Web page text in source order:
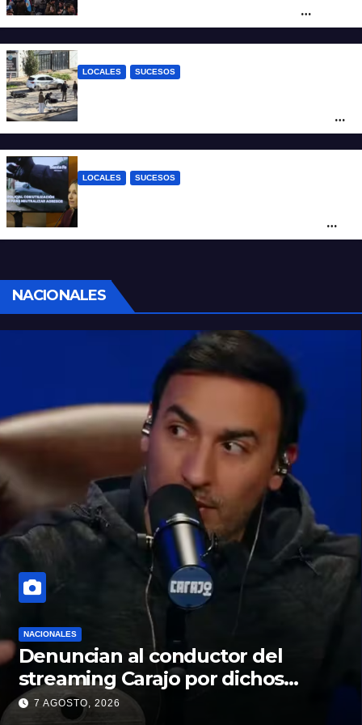
sociales y sindicales
LOCALES SUCESOS
tendida sobre la calzada
LOCALES SUCESOS
con un arma blanca en la ruta 168
NACIONALES
NACIONALES
Denuncian al conductor del
streaming Carajo por dichos
discriminatorios
7 AGOSTO, 2026